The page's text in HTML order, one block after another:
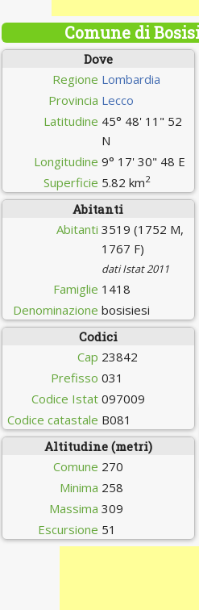
Comune di
Dove
Regione Lombardia
Provincia Lecco
Latitudine 45° 48' 11" 52
N
Longitudine 9° 17' 30" 48 E
Superficie 5.82 km2
Abitanti
Abitanti 3519 (1752 M,
1767 F)
dati Istat 2011
Famiglie 1418
Denominazione bosisiesi
Codici
Cap 23842
Prefisso 031
Codice Istat 097009
Codice catastale B081
Altitudine (metri)
Comune 270
Minima 258
Massima 309
Escursione 51